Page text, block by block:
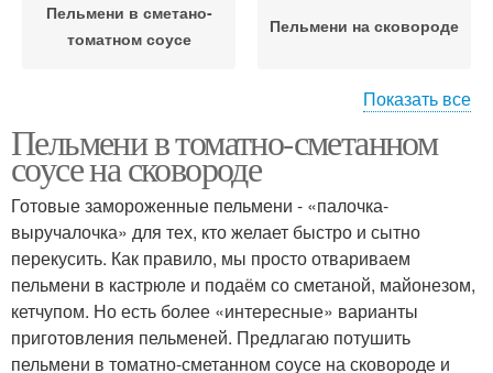
Пельмени в сметано-
томатном соусе
Пельмени на сковороде
Жареные пельмени Пельмени с чесноком
Показать все
Пельмени в томатно-сметанном
соусе на сковороде
Готовые замороженные пельмени - «палочка-
выручалочка» для тех, кто желает быстро и сытно
перекусить. Как правило, мы просто отвариваем
пельмени в кастрюле и подаём со сметаной, майонезом,
кетчупом. Но есть более «интересные» варианты
приготовления пельменей. Предлагаю потушить
пельмени в томатно-сметанном соусе на сковороде и